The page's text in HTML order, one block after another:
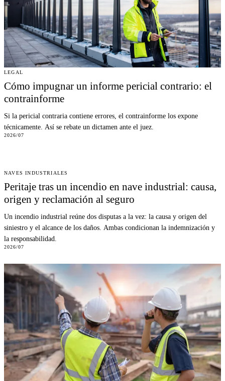
LEGAL
Cómo impugnar un informe pericial contrario: el
contrainforme
Si la pericial contraria contiene errores, el contrainforme los expone
técnicamente. Así se rebate un dictamen ante el juez.
2026/07
NAVES INDUSTRIALES
Peritaje tras un incendio en nave industrial: causa,
origen y reclamación al seguro
Un incendio industrial reúne dos disputas a la vez: la causa y origen del
siniestro y el alcance de los daños. Ambas condicionan la indemnización y
la responsabilidad.
2026/07